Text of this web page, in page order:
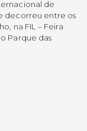
de
decorreu entre os
na FIL – Feira
Parque das